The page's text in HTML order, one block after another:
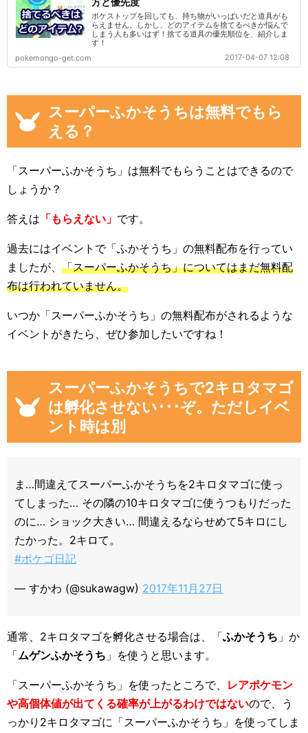
ポケストップを回しても、持ち物がいっぱいだと道具がも
らえません。しかし、どのアイテムを捨てるべきか悩んで
しまう人も多いはず！捨てる道具の優先順位を、紹介しま
す！
pokemongo-get.com
2017-04-07 12:08
スーパーふかそうちは無料でもら
える？
「スーパーふかそうち」は無料でもらうことはできるので
しょうか？
答えは 「もらえない」 です。
過去にはイベントで「ふかそうち」の無料配布を行ってい
ましたが、 「スーパーふかそうち」についてはまだ無料配
布は行われていません。
いつか「スーパーふかそうち」の無料配布がされるような
イベントがきたら、ぜひ参加したいですね！
スーパーふかそうちで2キロタマゴ
は孵化させない･･･ぞ。ただしイベ
ント時は別
ま…間違えてスーパーふかそうちを2キロタマゴに使っ
てしまった… その隣の10キロタマゴに使うつもりだった
のに… ショック大きい… 間違えるならせめて5キロにし
たかった。2キロて。
#ポケゴ日記
— すかわ (@sukawagw) 2017年11月27日
通常、2キロタマゴを孵化させる場合は、「ふかそうち 」か
「ムゲンふかそうち 」を使うと思います。
「スーパーふかそうち」を使ったところで、 レアポケモン
や高個体値が出てくる確率が上がるわけではないので、う
っかり2キロタマゴに「スーパーふかそうち」を使ってしま